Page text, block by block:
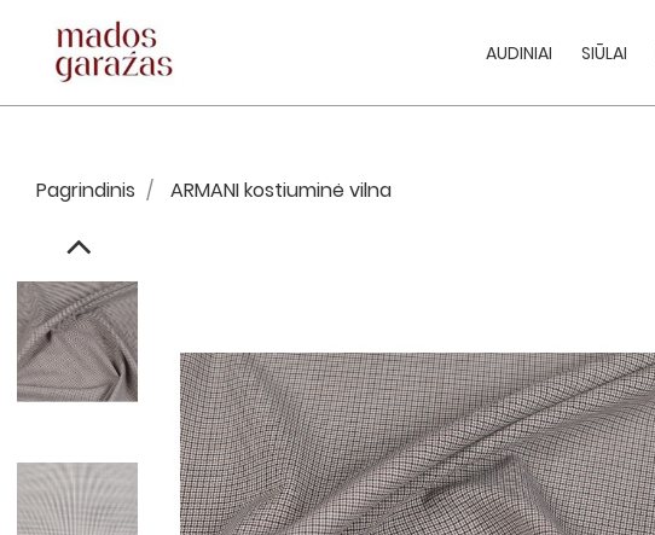
AUDINIAI SIŪLAI
Pagrindinis ARMANI kostiuminė vilna